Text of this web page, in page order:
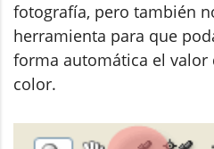
fotografía, pero también
herramienta para que
forma automática el valor
color.